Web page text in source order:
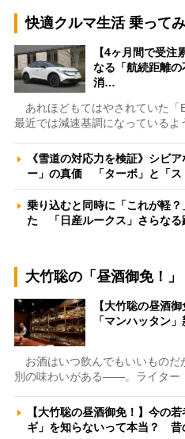
快適クルマ生活 乗って
【4ヶ月間で受注
なる「航続距離
消…
あれほどもてはやされていた「
最近では減速基調になっているよ
《雪道の対応力を検証》シビ
ー」の真価 「ターボ」と「
乗り込むと同時に「これが軽
た 「日産ルークス」さらな
大竹聡の「昼酒御免！」
【大竹聡の昼酒
「マンハッタン
お酒はいつ飲んでもいいものだ
別の味わいがある――。ライター
【大竹聡の昼酒御免！】今の
ギ」を知らないって本当？